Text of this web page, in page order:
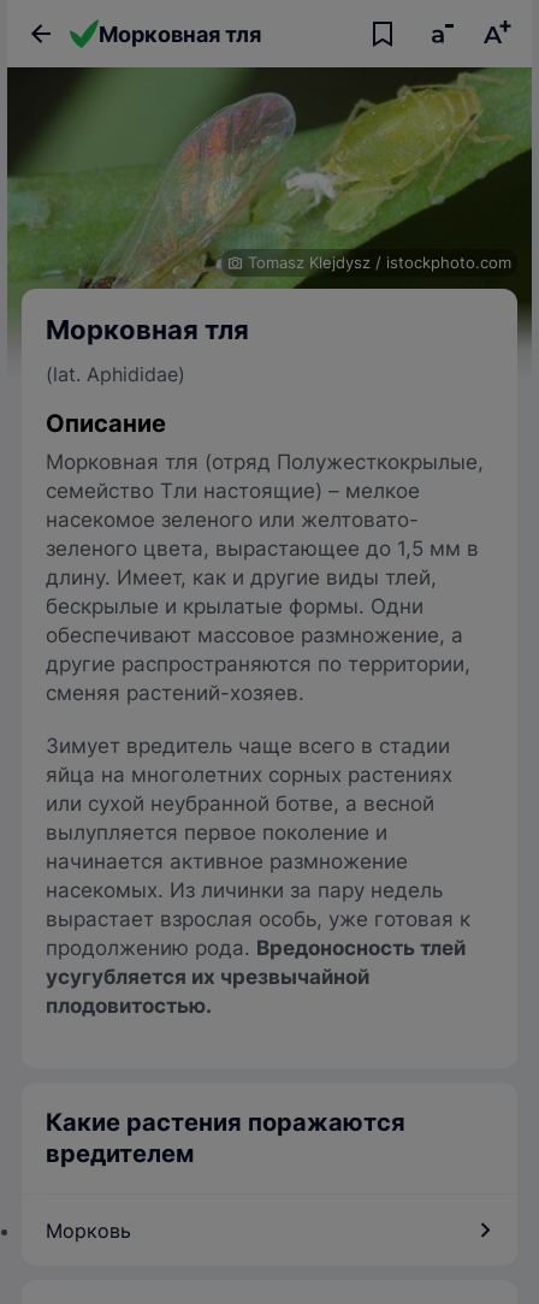
Морковная тля
Tomasz Klejdysz / istockphoto.com
Морковная тля
(lat. Aphididae)
Описание
Морковная тля (отряд Полужесткокрылые,
семейство Тли настоящие) – мелкое
насекомое зеленого или желтовато-
зеленого цвета, вырастающее до 1,5 мм в
длину. Имеет, как и другие виды тлей,
бескрылые и крылатые формы. Одни
обеспечивают массовое размножение, а
другие распространяются по территории,
сменяя растений-хозяев.
Зимует вредитель чаще всего в стадии
яйца на многолетних сорных растениях
или сухой неубранной ботве, а весной
вылупляется первое поколение и
начинается активное размножение
насекомых. Из личинки за пару недель
вырастает взрослая особь, уже готовая к
продолжению рода. Вредоносность тлей
усугубляется их чрезвычайной
плодовитостью.
Какие растения поражаются
вредителем
Морковь